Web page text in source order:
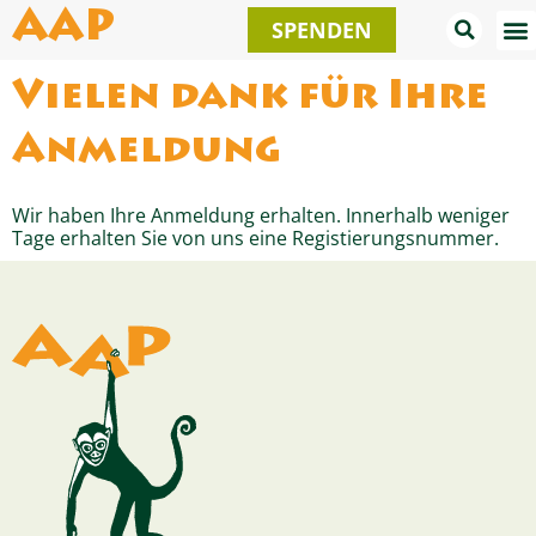
Zum
Inhalt
AAP SPENDEN
Vielen dank für Ihre
Anmeldung
Wir haben Ihre Anmeldung erhalten. Innerhalb weniger
Tage erhalten Sie von uns eine Registierungsnummer.